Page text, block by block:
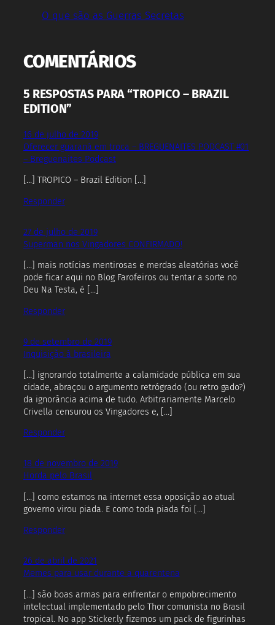
O que são as Guerras Secretas
COMENTÁRIOS
5 RESPOSTAS PARA “TROPICO – BRAZIL
EDITION”
16 de julho de 2019
Oferecer guaraná em troca – BREGUENAITES PODCAST #01
– Breguenaites Podcast
[…] TROPICO – Brazil Edition […]
Responder
27 de julho de 2019
Superman nos Vingadores CONFIRMADO!
[…] mais notícias mentirosas e merdas aleatórias você
pode ficar aqui no Blog Farofeiros ou tentar a sorte no
Deu Na Testa, é […]
Responder
9 de setembro de 2019
Inquisição à brasileira
[…] ignorando totalmente a calamidade pública em sua
cidade, abraçou o argumento retrógrado (ou retro gado?)
da ignorância acima de tudo. Arbitrariamente Marcelo
Crivella censurou os Vingadores e, […]
Responder
18 de novembro de 2019
Horda pelo Brasil
[…] como estamos na internet essa oposição ao atual
governo virou piada. E como toda piada foi […]
Responder
26 de abril de 2021
Memes para usar durante a quarentena
[…] são boas armas para enfrentar o empobrecimento
intelectual implementado pelo Thor comunista no Brasil
tropical. No app Sticker.ly fizemos um pack de figurinhas